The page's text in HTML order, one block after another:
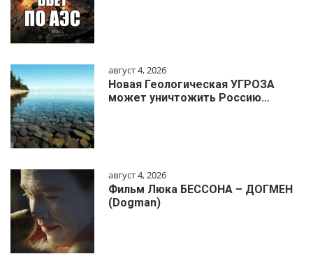
август 4, 2026
Новая Геологическая УГРОЗА
может уничтожить Россию…
август 4, 2026
Фильм Люка БЕССОНА – ДОГМЕН
(Dogman)